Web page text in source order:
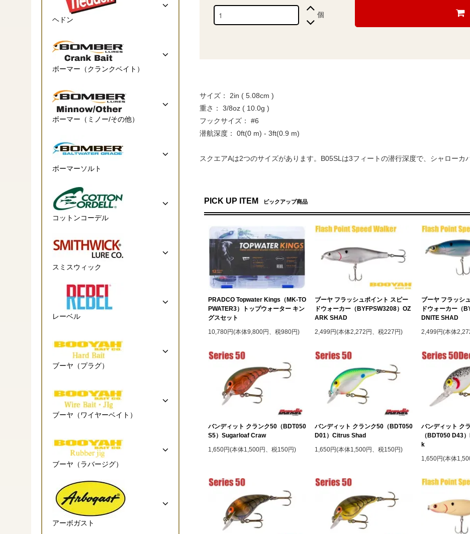
個
サイズ： 2in ( 5.08cm )
重さ： 3/8oz ( 10.0g )
フックサイズ： #6
潜航深度： 0ft(0 m) - 3ft(0.9 m)
スクエアAは2つのサイズがあります。B05SLは3フィートの潜行深度で、シャローカ
PICK UP ITEM ピックアップ商品
PRADCO Topwater Kings（MK-TO
PWATER3）トップウォーター キン
グスセット
10,780円(本体9,800円、税980円)
ブーヤ フラッシュポイント スピー
ドウォーカー（BYFPSW3208）OZ
ARK SHAD
2,499円(本体2,272円、税227円)
ブーヤ フラッシ
ドウォーカー（
DNITE SHAD
2,499円(本体
バンディット クランク50（BDT050
S5）Sugarloaf Craw
1,650円(本体1,500円、税150円)
バンディット クランク50（BDT050
D01）Citrus Shad
1,650円(本体1,500円、税150円)
バンディット ク
（BDT050 D43
k
1,650円(本体
ヘドン
ボーマー（クランクベイト）
ボーマー（ミノー/その他）
ボーマーソルト
コットンコーデル
スミスウィック
レーベル
ブーヤ（プラグ）
ブーヤ（ワイヤーベイト）
ブーヤ（ラバージグ）
アーボガスト